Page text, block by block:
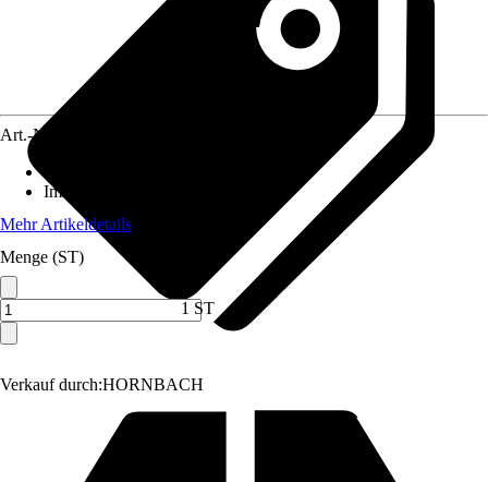
Verkauf durch:HORNBACH
Art.-Nr.
Immergrün
Mehr Artikeldetails
Menge (ST)
1 ST